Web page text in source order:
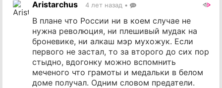
источник
Aristarchus 4 лет назад •
В плане что России ни в коем случае не
нужна революция, ни плешивый мудак на
броневике, ни алкаш мэр мухожук. Если
первого не застал, то за второго до сих пор
стыдно, вдогонку можно вспомнить
меченого что грамоты и медальки в белом
доме получал. Одним словом предатели.